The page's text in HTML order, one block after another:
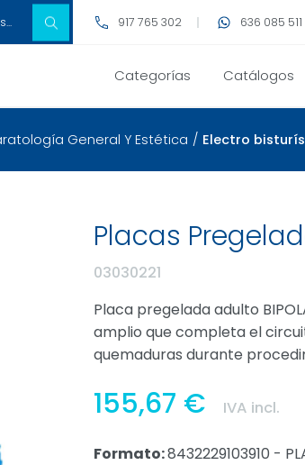
917 765 302 636 085 511
Categorías Catálogos
General Y Estética / Electro bisturís
Placas
03030221
Placa pregelada adulto
amplio que completa el
quemaduras durante
155,67 € IVA incl.
Formato:8432229103910 -